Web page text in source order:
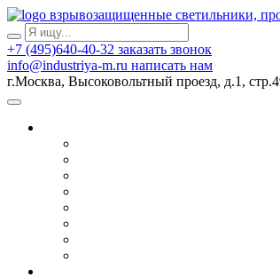
взрывозащищенные светильники,
+7 (495)640-40-32 заказать звонок
info@industriya-m.ru написать нам
г.Москва, Высоковольтный проезд, д.1,